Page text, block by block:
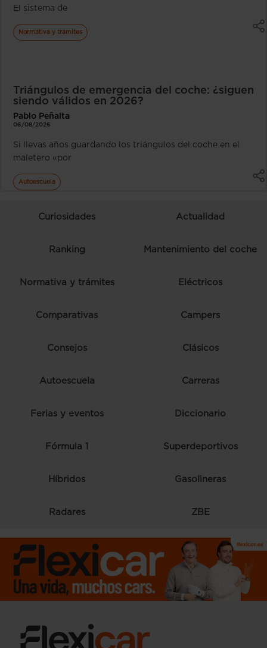
El sistema de
Normativa y trámites
Triángulos de emergencia del coche: ¿siguen
siendo válidos en 2026?
Pablo Peñalta
06/08/2026
Si llevas años guardando los triángulos del coche en el
maletero «por
Autoescuela
Curiosidades Actualidad
Ranking Mantenimiento del coche
Normativa y trámites Eléctricos
Comparativas Campers
Consejos Clásicos
Autoescuela Carreras
Ferias y eventos Diccionario
Fórmula 1 Superdeportivos
Híbridos Gasolineras
Radares ZBE